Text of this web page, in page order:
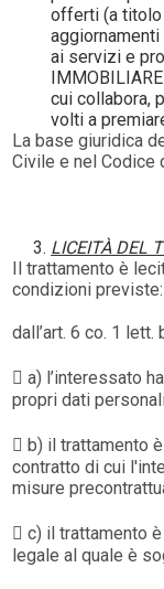
offerti (a
ai servizi e
cui collabora,
volti a
La base giuridica
Civile e nel Codice
LICEITÀ DEL
Il trattamento è
condizioni previste:
dall’art. 6 co. 1 lett.
 a) l’interessato
propri dati
 b) il trattamento
contratto di cui
misure
 c) il trattamento
legale al quale è